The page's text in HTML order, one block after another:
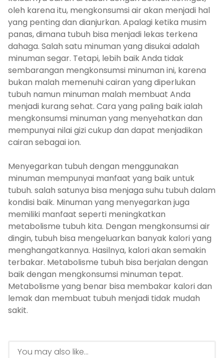
oleh karena itu, mengkonsumsi air akan menjadi hal
yang penting dan dianjurkan. Apalagi ketika musim
panas, dimana tubuh bisa menjadi lekas terkena
dahaga. Salah satu minuman yang disukai adalah
minuman segar. Tetapi, lebih baik Anda tidak
sembarangan mengkonsumsi minuman ini, karena
bukan malah memenuhi cairan yang diperlukan
tubuh namun minuman malah membuat Anda
menjadi kurang sehat. Cara yang paling baik ialah
mengkonsumsi minuman yang menyehatkan dan
mempunyai nilai gizi cukup dan dapat menjadikan
cairan sebagai ion.
Menyegarkan tubuh dengan menggunakan
minuman mempunyai manfaat yang baik untuk
tubuh. salah satunya bisa menjaga suhu tubuh dalam
kondisi baik. Minuman yang menyegarkan juga
memiliki manfaat seperti meningkatkan
metabolisme tubuh kita. Dengan mengkonsumsi air
dingin, tubuh bisa mengeluarkan banyak kalori yang
menghangatkannya. Hasilnya, kalori akan semakin
terbakar. Metabolisme tubuh bisa berjalan dengan
baik dengan mengkonsumsi minuman tepat.
Metabolisme yang benar bisa membakar kalori dan
lemak dan membuat tubuh menjadi tidak mudah
sakit.
You may also like...